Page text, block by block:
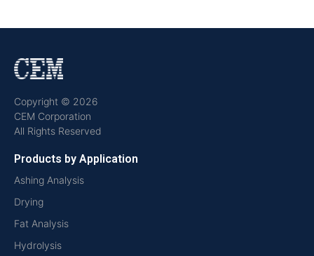
Copyright © 2026
CEM Corporation
All Rights Reserved
Products by Application
Ashing Analysis
Drying
Fat Analysis
Hydrolysis